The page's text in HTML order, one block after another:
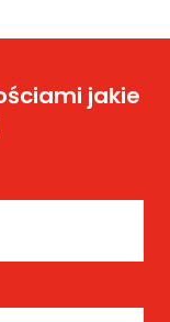
jakie